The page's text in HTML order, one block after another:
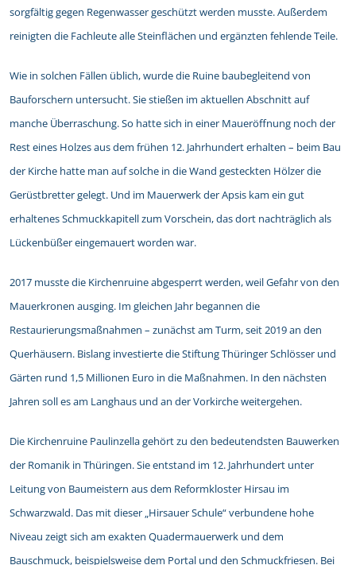
sorgfältig gegen Regenwasser geschützt werden musste. Außerdem
reinigten die Fachleute alle Steinflächen und ergänzten fehlende Teile.
Wie in solchen Fällen üblich, wurde die Ruine baubegleitend von
Bauforschern untersucht. Sie stießen im aktuellen Abschnitt auf
manche Überraschung. So hatte sich in einer Maueröffnung noch der
Rest eines Holzes aus dem frühen 12. Jahrhundert erhalten – beim Bau
der Kirche hatte man auf solche in die Wand gesteckten Hölzer die
Gerüstbretter gelegt. Und im Mauerwerk der Apsis kam ein gut
erhaltenes Schmuckkapitell zum Vorschein, das dort nachträglich als
Lückenbüßer eingemauert worden war.
2017 musste die Kirchenruine abgesperrt werden, weil Gefahr von den
Mauerkronen ausging. Im gleichen Jahr begannen die
Restaurierungsmaßnahmen – zunächst am Turm, seit 2019 an den
Querhäusern. Bislang investierte die Stiftung Thüringer Schlösser und
Gärten rund 1,5 Millionen Euro in die Maßnahmen. In den nächsten
Jahren soll es am Langhaus und an der Vorkirche weitergehen.
Die Kirchenruine Paulinzella gehört zu den bedeutendsten Bauwerken
der Romanik in Thüringen. Sie entstand im 12. Jahrhundert unter
Leitung von Baumeistern aus dem Reformkloster Hirsau im
Schwarzwald. Das mit dieser „Hirsauer Schule“ verbundene hohe
Niveau zeigt sich am exakten Quadermauerwerk und dem
Bauschmuck, beispielsweise dem Portal und den Schmuckfriesen. Bei